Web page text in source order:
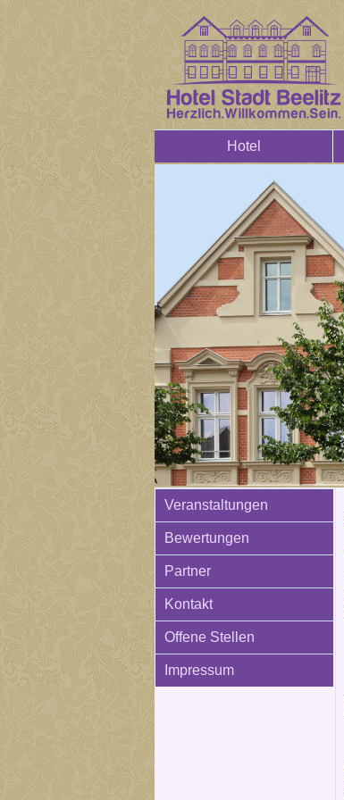
Hotel
Veranstaltungen
Bewertungen
Partner
Kontakt
Offene Stellen
Impressum